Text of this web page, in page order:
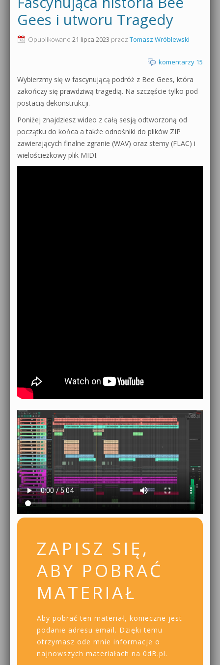
Produkcja muzyczna od podstaw
Sylenth1 od podstaw
Dubstep z syntezatorem Massive
Kontakt 5 Kompendium
Pakiety
0dB.pl - informacje
Newsletter
Archiwum aktualności
Polityka prywatności
Regulamin
Działanie sklepu internetowego
Wyszukiwanie
Gees i utworu Tragedy
Opublikowano 21 lipca 2023 przez Tomasz Wróblewski
komentarzy 15
Wybierzmy się w fascynującą podróż z Bee Gees, która
zakończy się prawdziwą tragedią. Na szczęście tylko pod
postacią dekonstrukcji.
Poniżej znajdziesz wideo z całą sesją odtworzoną od
początku do końca a także odnośniki do plików ZIP
zawierających finalne zgranie (WAV) oraz stemy (FLAC) i
wielościeżkowy plik MIDI.
ZAPISZ SIĘ,
ABY POBRAĆ
MATERIAŁ
Aby pobrać ten materiał, konieczne jest
podanie adresu email. Dzięki temu
otrzymasz ode mnie informacje o
najnowszych materiałach na 0dB.pl.